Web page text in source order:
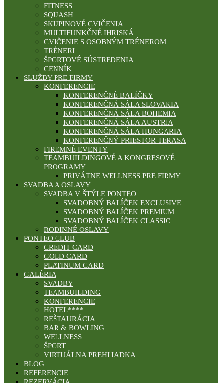
FITNESS
SQUASH
SKUPINOVÉ CVIČENIA
MULTIFUNKČNÉ IHRISKÁ
CVIČENIE S OSOBNÝM TRÉNEROM
TRÉNERI
ŠPORTOVÉ SÚSTREDENIA
CENNÍK
SLUŽBY PRE FIRMY
KONFERENCIE
KONFERENČNÉ BALÍČKY
KONFERENČNÁ SÁLA SLOVAKIA
KONFERENČNÁ SÁLA BOHEMIA
KONFERENČNÁ SÁLA AUSTRIA
KONFERENČNÁ SÁLA HUNGARIA
KONFERENČNÝ PRIESTOR TERASA
FIREMNÉ EVENTY
TEAMBUILDINGOVÉ A KONGRESOVÉ
PROGRAMY
PRIVÁTNE WELLNESS PRE FIRMY
SVADBA A OSLAVY
SVADBA V ŠTÝLE PONTEO
SVADOBNÝ BALÍČEK EXCLUSIVE
SVADOBNÝ BALÍČEK PREMIUM
SVADOBNÝ BALÍČEK CLASSIC
RODINNÉ OSLAVY
PONTEO CLUB
CREDIT CARD
GOLD CARD
PLATINUM CARD
GALÉRIA
SVADBY
TEAMBUILDING
KONFERENCIE
HOTEL****
REŠTAURÁCIA
BAR & BOWLING
WELLNESS
ŠPORT
VIRTUÁLNA PREHLIADKA
BLOG
REFERENCIE